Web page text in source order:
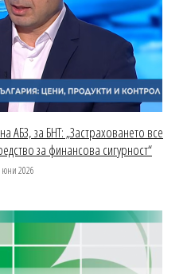
АБЗ, за БНТ: „Застраховането все
за финансова сигурност“
юни 2026